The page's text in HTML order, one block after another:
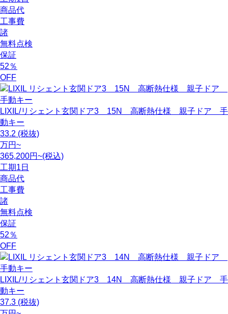
商品代
工事費
諸
無料点検
保証
52 ％
OFF
LIXIL/リシェント玄関ドア3 15N 高断熱仕様 親子ドア 手
動キー
33.2 (税抜)
万円~
365,200円~(税込)
工期1日
商品代
工事費
諸
無料点検
保証
52 ％
OFF
LIXIL/リシェント玄関ドア3 14N 高断熱仕様 親子ドア 手
動キー
37.3 (税抜)